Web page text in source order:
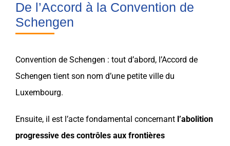
De l’Accord à la Convention de
Schengen
Convention de Schengen : tout d’abord, l’Accord de
Schengen tient son nom d’une petite ville du
Luxembourg.
Ensuite, il est l’acte fondamental concernant l’abolition
progressive des contrôles aux frontières